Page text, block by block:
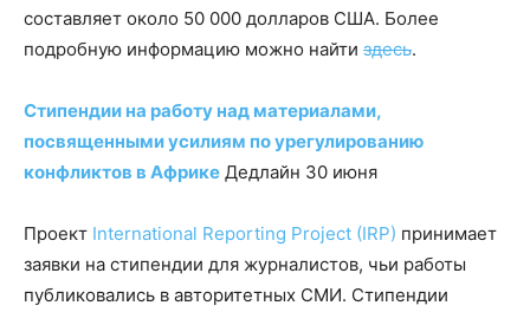
составляет около 50 000 долларов США. Более
подробную информацию можно найти здесь.
Стипендии на работу над материалами,
посвященными усилиям по урегулированию
конфликтов в Африке Дедлайн 30 июня
Проект International Reporting Project (IRP) принимает
заявки на стипендии для журналистов, чьи работы
публиковались в авторитетных СМИ. Стипендии